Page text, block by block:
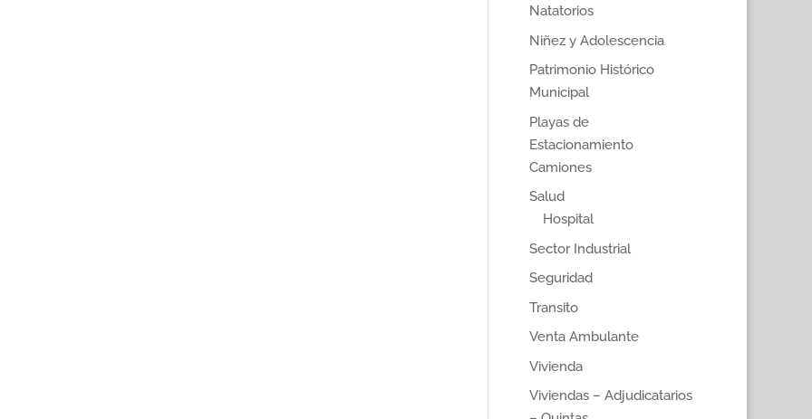
Natatorios
Niñez y Adolescencia
Patrimonio Histórico
Municipal
Playas de
Estacionamiento
Camiones
Salud
Hospital
Sector Industrial
Seguridad
Transito
Venta Ambulante
Vivienda
Viviendas – Adjudicatarios